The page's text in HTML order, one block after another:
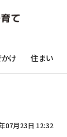
け 住まい
07月23日 12:32